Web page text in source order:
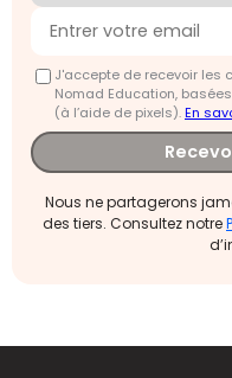
J'accepte de recevoir les
Nomad Education,
(à l’aide de pixels).En
Nous ne partagerons
des tiers. Consultez notre